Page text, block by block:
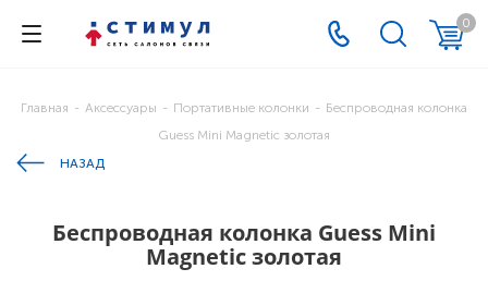
0
Главная - Аксессуары - Портативные колонки - Беспроводная колонка
Guess Mini Magnetic золотая
НАЗАД
Беспроводная колонка Guess Mini
Magnetic золотая